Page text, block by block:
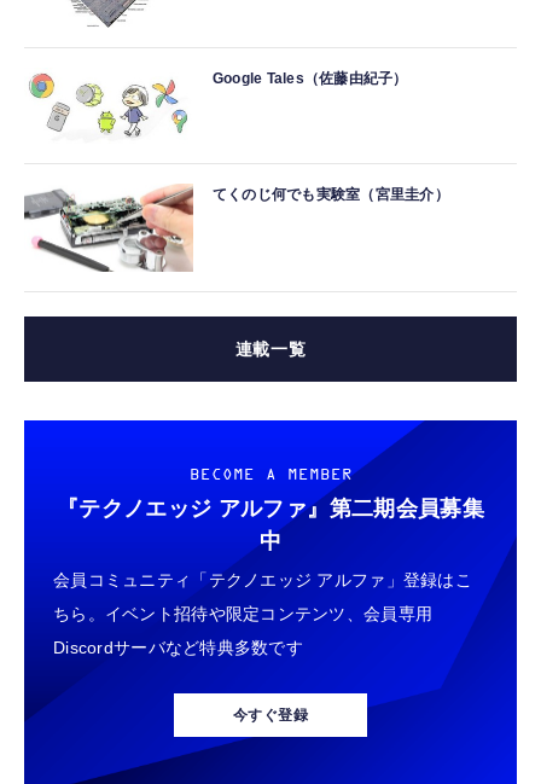
Google Tales（佐藤由紀子）
てくのじ何でも実験室（宮里圭介）
連載一覧
BECOME A MEMBER
『テクノエッジ アルファ』 第二期会員募集
中
会員コミュニティ「テクノエッジ アルファ」登録はこ
ちら。イベント招待や限定コンテンツ、会員専用
Discordサーバなど特典多数です
今すぐ登録